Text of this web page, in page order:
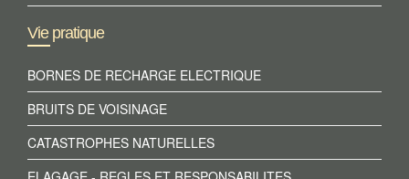
Vie pratique
BORNES DE RECHARGE ELECTRIQUE
BRUITS DE VOISINAGE
CATASTROPHES NATURELLES